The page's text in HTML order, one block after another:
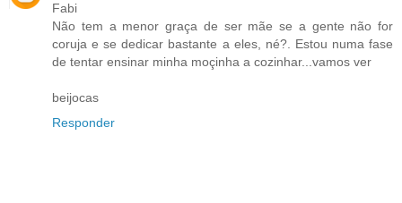
Fabi
Não tem a menor graça de ser mãe se a gente não for
coruja e se dedicar bastante a eles, né?. Estou numa fase
de tentar ensinar minha moçinha a cozinhar...vamos ver
beijocas
Responder